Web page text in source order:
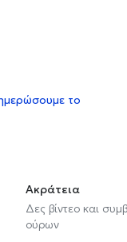
το
Ακράτεια
Δες βίντεο και
ούρων